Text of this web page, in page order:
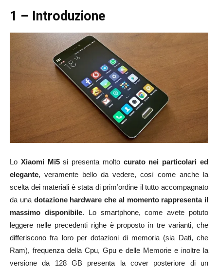
1 – Introduzione
Lo Xiaomi Mi5si presenta molto curato nei particolari ed
elegante, veramente bello da vedere, così come anche la
scelta dei materiali è stata di prim’ordine il tutto accompagnato
da una dotazione hardware che al momento rappresenta il
massimo disponibile. Lo smartphone, come avete potuto
leggere nelle precedenti righe è proposto in tre varianti, che
differiscono fra loro per dotazioni di memoria (sia Dati, che
Ram), frequenza della Cpu, Gpu e delle Memorie e inoltre la
versione da 128 GB presenta la cover posteriore di un